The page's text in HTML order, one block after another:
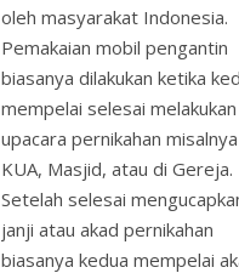
oleh masyarakat Indonesia.
Pemakaian mobil pengantin
biasanya dilakukan ketika
mempelai selesai melakukan
upacara pernikahan
KUA, Masjid, atau di Gereja.
Setelah selesai
janji atau akad pernikahan
biasanya kedua mempelai